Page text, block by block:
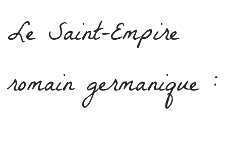
Le Saint-Empire
romain germanique :